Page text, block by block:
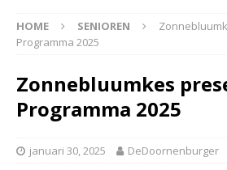
HOME SENIOREN
Programma 2025
Zonnebluumkes
Programma 2025
januari 30, 2025 DeDoornenburger